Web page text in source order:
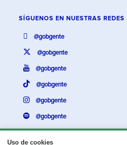
Uso de cookies
SÍGUENOS EN NUESTRAS REDES
@gobgente
@gobgente
@gobgente
@gobgente
@gobgente
@gobgente